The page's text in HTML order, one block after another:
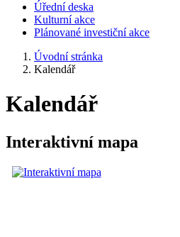
Úřední deska
Kulturní akce
Plánované investiční akce
Úvodní stránka
Kalendář
Kalendář
Interaktivní mapa